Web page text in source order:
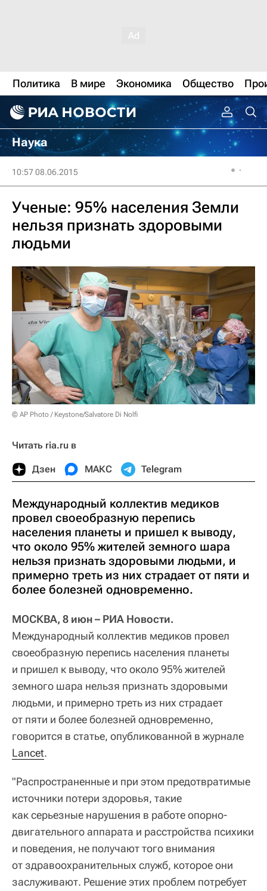
Политика В мире Экономика Общество
Наука
10:57 08.06.2015
Ученые: 95% населения Земли
нельзя признать здоровыми
людьми
© AP Photo / Keystone/Salvatore Di Nolfi
Читать ria.ru в
Дзен МАКС Telegram
Международный коллектив медиков
провел своеобразную перепись
населения планеты и пришел к выводу,
что около 95% жителей земного шара
нельзя признать здоровыми людьми, и
примерно треть из них страдает от пяти и
более болезней одновременно.
МОСКВА, 8 июн – РИА Новости.
Международный коллектив медиков провел
своеобразную перепись населения планеты
и пришел к выводу, что около 95% жителей
земного шара нельзя признать здоровыми
людьми, и примерно треть из них страдает
от пяти и более болезней одновременно,
говорится в статье, опубликованной в журнале
Lancet.
"Распространенные и при этом предотвратимые
источники потери здоровья, такие
как серьезные нарушения в работе опорно-
двигательного аппарата и расстройства психики
и поведения, не получают того внимания
от здравоохранительных служб, которое они
заслуживают. Решение этих проблем потребует